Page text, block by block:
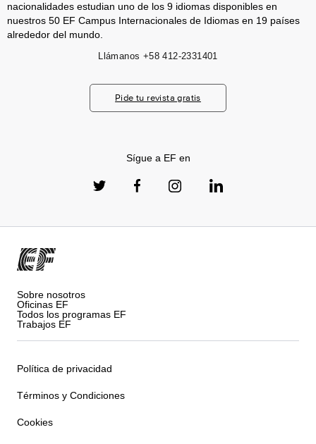
nacionalidades estudian uno de los 9 idiomas disponibles en
nuestros 50 EF Campus Internacionales de Idiomas en 19 países
alrededor del mundo.
Llámanos +58 412-2331401
Pide tu revista gratis
Sígue a EF en
Sobre nosotros
Oficinas EF
Todos los programas EF
Trabajos EF
Política de privacidad
Términos y Condiciones
Cookies